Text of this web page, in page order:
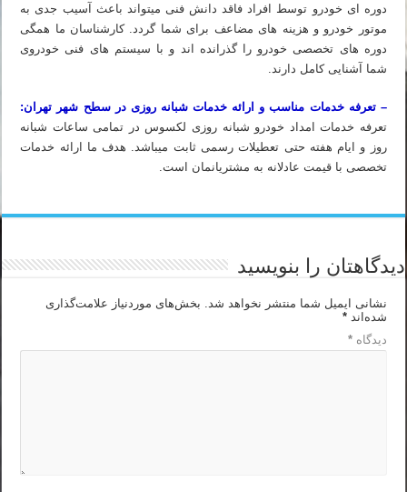
دوره ای خودرو توسط افراد فاقد دانش فنی میتواند باعث آسیب جدی به
موتور خودرو و هزینه های مضاعف برای شما گردد. کارشناسان ما همگی
دوره های تخصصی خودرو را گذرانده اند و با سیستم های فنی خودروی
شما آشنایی کامل دارند.
– تعرفه خدمات مناسب و ارائه خدمات شبانه روزی در سطح شهر تهران:
تعرفه خدمات امداد خودرو شبانه روزی لکسوس در تمامی ساعات شبانه
روز و ایام هفته حتی تعطیلات رسمی ثابت میباشد. هدف ما ارائه خدمات
تخصصی با قیمت عادلانه به مشتریانمان است.
دیدگاهتان را بنویسید
نشانی ایمیل شما منتشر نخواهد شد.
بخش‌های موردنیاز علامت‌گذاری
شده‌اند*
دیدگاه*